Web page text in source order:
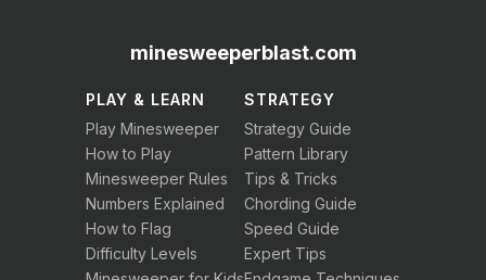
minesweeperblast.com
PLAY & LEARN
Play Minesweeper
How to Play
Minesweeper Rules
Numbers Explained
How to Flag
Difficulty Levels
STRATEGY
Strategy Guide
Pattern Library
Tips & Tricks
Chording Guide
Speed Guide
Expert Tips